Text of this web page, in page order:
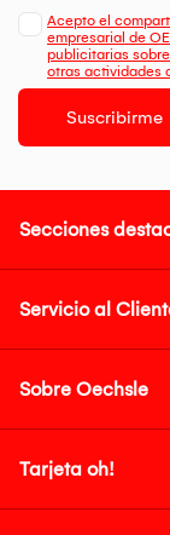
Acepto el
empresarial de
publicitarias
otras actividades
Suscribirme
Secciones
Servicio al
Sobre Oechsle
Tarjeta oh!